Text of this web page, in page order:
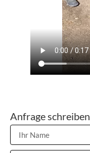
Anfrage schreiben